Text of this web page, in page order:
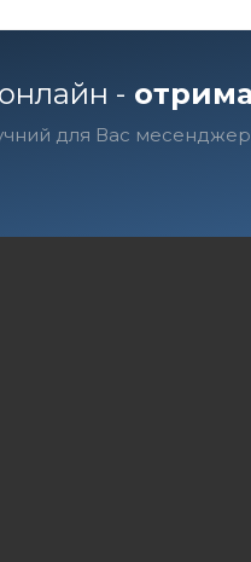
-
для Вас месенджер